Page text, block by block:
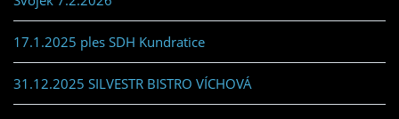
17.1.2025 ples SDH Kundratice
31.12.2025 SILVESTR BISTRO VÍCHOVÁ